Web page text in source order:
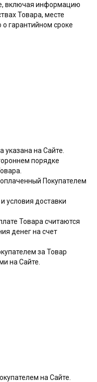
включая информацию
Товара, месте
гарантийном сроке
на Сайте.
порядке
Покупателем
условия доставки
Товара считаются
денег на счет
за Товар
на Сайте.
на Сайте.